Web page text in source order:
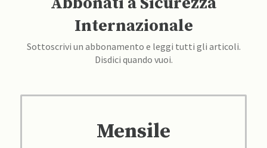
Internazionale
Sottoscrivi un abbonamento e leggi tutti gli articoli.
Disdici quando vuoi.
Mensile